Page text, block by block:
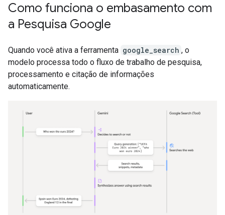
Como funciona o embasamento com
a Pesquisa Google
Quando você ativa a ferramenta google_search , o
modelo processa todo o fluxo de trabalho de pesquisa,
processamento e citação de informações
automaticamente.